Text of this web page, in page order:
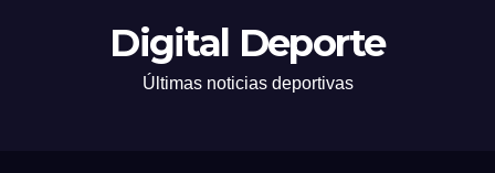
Digital Deporte
Últimas noticias deportivas